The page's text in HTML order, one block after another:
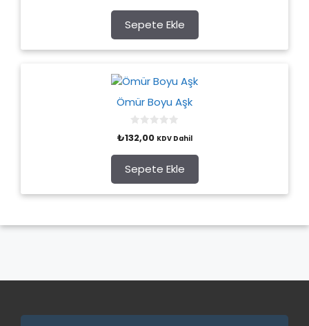
t
o
f
5
Sepete Ekle
Ömür Boyu Aşk
0
o
t
o
f
5
₺132,00 KDV Dahil
Sepete Ekle